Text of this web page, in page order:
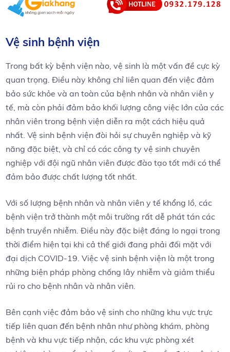
Vệ sinh bệnh viện
Trong bất kỳ bệnh viện nào, vệ sinh là một vấn đề cực kỳ
quan trọng. Điều này không chỉ liên quan đến việc đảm
bảo sức khỏe và an toàn của bệnh nhân và nhân viên y
tế, mà còn phải đảm bảo khối lượng công việc lớn của các
nhân viên trong bệnh viện diễn ra một cách hiệu quả
nhất. Vệ sinh bệnh viện đòi hỏi sự chuyên nghiệp và kỹ
năng đặc biệt, và chỉ có các công ty vệ sinh chuyên
nghiệp với đội ngũ nhân viên được đào tạo tốt mới có thể
đảm bảo được chất lượng tốt nhất.
Với số lượng bệnh nhân và nhân viên y tế khổng lồ, các
bệnh viện trở thành một môi trường rất dễ phát tán các
bệnh truyền nhiễm. Điều này đặc biệt đáng lo ngại trong
thời điểm hiện tại khi cả thế giới đang phải đối mặt với
đại dịch COVID-19. Việc vệ sinh bệnh viện là một trong
những biện pháp phòng chống lây nhiễm và giảm thiểu
rủi ro cho bệnh nhân và nhân viên.
Bên cạnh việc đảm bảo vệ sinh cho những khu vực trực
tiếp liên quan đến bệnh nhân như phòng khám, phòng
bệnh và khu vực tiếp nhận, các khu vực phòng xét